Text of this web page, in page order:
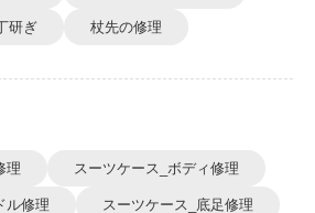
研ぎ 杖先の修理
理 スーツケース_ボディ修理
ル修理 スーツケース_底足修理